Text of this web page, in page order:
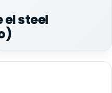
el steel